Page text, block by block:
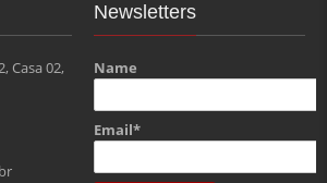
Casa 02,
Newsletters
Name
Email*